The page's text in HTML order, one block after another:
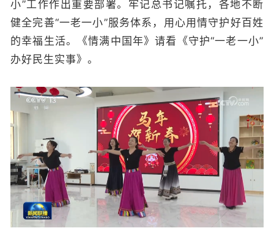
小”工作作出重要部署。牢记总书记嘱托，各地不断
健全完善“一老一小”服务体系，用心用情守护好百姓
的幸福生活。《情满中国年》请看《守护“一老一小”
办好民生实事》。